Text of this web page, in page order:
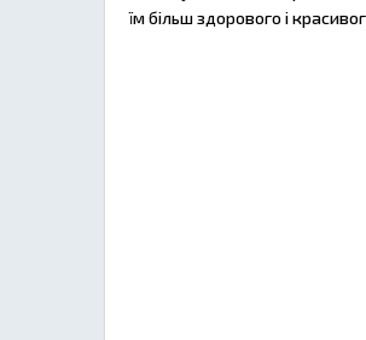
їм більш здорового і